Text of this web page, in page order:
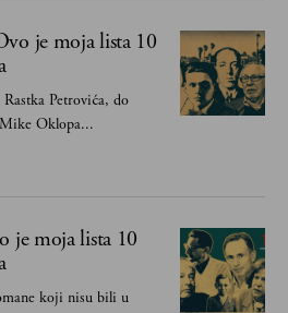
je moja lista 10
Petrovića, do
Oklopa...
je moja lista 10
koji nisu bili u